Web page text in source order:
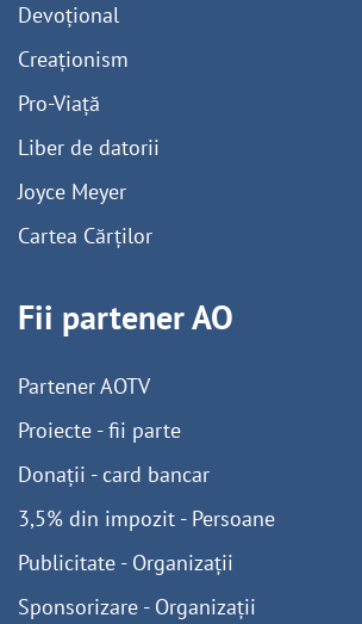
Devoțional
Creaționism
Pro-Viață
Liber de datorii
Joyce Meyer
Cartea Cărților
Fii partener AO
Partener AOTV
Proiecte - fii parte
Donații - card bancar
3,5% din impozit - Persoane
Publicitate - Organizații
Sponsorizare - Organizații